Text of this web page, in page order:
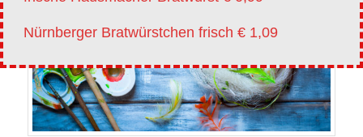
Nürnberger Bratwürstchen frisch € 1,09